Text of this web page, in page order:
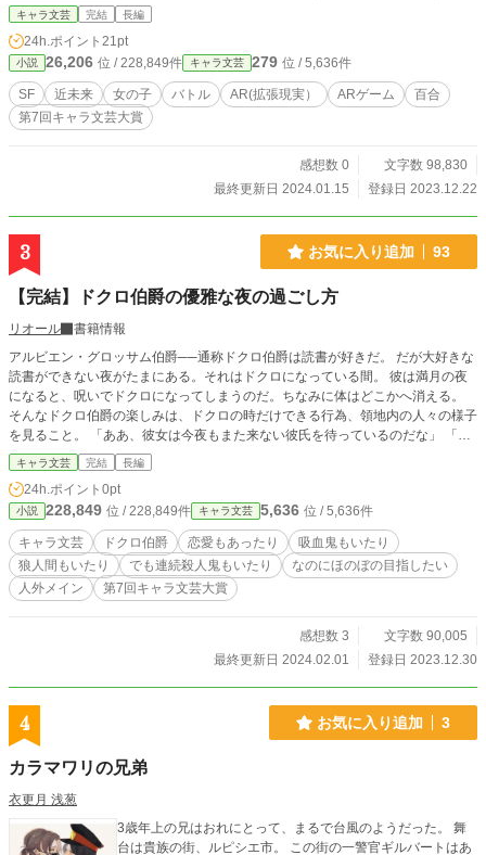
気になしにその指輪をはめたとき、システムが勝手に起動
とになってしまう。
キャラ文芸 完結 長編
24h.ポイント 21pt
小説 26,206 位 / 228,849件 キャラ文芸 279 位 / 5,636件
SF 近未来 女の子 バトル AR(拡張現実） ARゲーム
百合
第7回キャラ文芸大賞
感想数 0
文字数 98,830
最終更新日 2024.01.15
登録日 2023.12.22
3 お気に入り追加 93
【完結】ドクロ伯爵の優雅な夜の過ごし方
リオール
書籍情報
アルビエン・グロッサム伯爵──通称ドクロ伯爵は読書が好きだ。 だが大好きな
読書ができない夜がたまにある。それはドクロになっている間。 彼は満月の夜
になると、呪いでドクロになってしまうのだ。ちなみに体はどこかへ消える。
そんなドクロ伯爵の楽しみは、ドクロの時だけできる行為、領地内の人々の様子
を見ること。 「ああ、彼女は今夜もまた来ない彼氏を待っているのだな」 「幼
い子供が夜更かししてるぞ」 「あそこはまた夫婦喧嘩か、やれやれ」 それをけ
して覗きと言うなかれ。ドクロ伯爵はそれを高尚な趣味と信じて疑わないのだか
ら。 そして今夜も彼は目にする。ドクロ伯爵はそれを目撃するのだ。 「……ま
た人が死んでいる」 それは連続殺人。殺人鬼による無差別殺人。 全てを見通せ
るドクロ伯爵の目からすら逃れるその者を……犯人を捜すべく、ドクロ伯爵は今
日も目を光らせる。 ──目、無いんですけどね === ※筆者より注意書き※ 本作
品はホラーでも推理物でもありません。 あくまでキャラが濃いキャラ文芸、気
楽に読めるラノベです。 特別深い話はございません、淡々と話は進みます。 あ
※注2※ 舞台・年代は近世ヨーロッパ(イギリス)風な感じ(1800年～1900年くら
い）、でもオリジナルで実在しない世界となります。パラレルワールド的な。
あまり時代考証とか考えずに気楽に読んでいただければと思います。 （つま
り、筆者が細かいあれこれ考えるのが面倒、と）
キャラ文芸 完結 長編
24h.ポイント 0pt
小説 228,849 位 / 228,849件 キャラ文芸 5,636 位 / 5,636件
キャラ文芸 ドクロ伯爵 恋愛もあったり
吸血鬼もいたり
狼人間もいたり
でも連続殺人鬼もいたり
なのにほのぼの目指したい
人外メイン
第7回キャラ文芸大賞
感想数 3
文字数 90,005
最終更新日 2024.02.01
登録日 2023.12.30
4 お気に入り追加 3
カラマワリの兄弟
衣更月 浅葱
3歳年上の兄はおれにとって、まるで台風のようだった。 舞
台は貴族の街、ルピシエ市。 この街の一警官ギルバートはあ